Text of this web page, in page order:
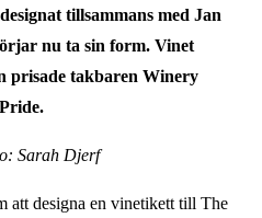
tillsammans med Jan
nu ta sin form. Vinet
prisade takbaren Winery
Sarah Djerf
att designa en vinetikett till The